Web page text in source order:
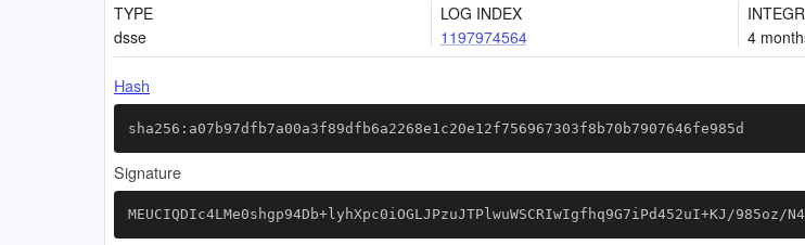
TYPE
dsse
LOG INDEX
1197974564
4
Hash
sha256:a07b97dfb7a00a3f89dfb6a2268e1c20e12f756967303f8b70b7907646fe985d
Signature
MEUCIQDIc4LMe0shgp94Db+lyhXpc0iOGLJPzuJTPlwuWSCRIwIgfhq9G7iPd452uI+KJ/985oz/